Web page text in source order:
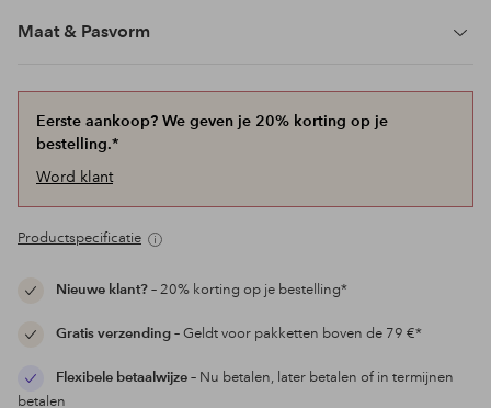
Maat & Pasvorm
Eerste aankoop? We geven je 20% korting op je
bestelling.*
Word klant
Productspecificatie
Nieuwe klant?– 20% korting op je bestelling*
Gratis verzending– Geldt voor pakketten boven de 79 €*
Flexibele betaalwijze– Nu betalen, later betalen of in termijnen
betalen